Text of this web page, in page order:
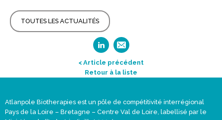
TOUTES LES ACTUALITÉS
< Article précédent
Retour à la liste
Atlanpole Biotherapies est un pôle de compétitivité interrégional
Pays de la Loire – Bretagne – Centre Val de Loire, labellisé par le